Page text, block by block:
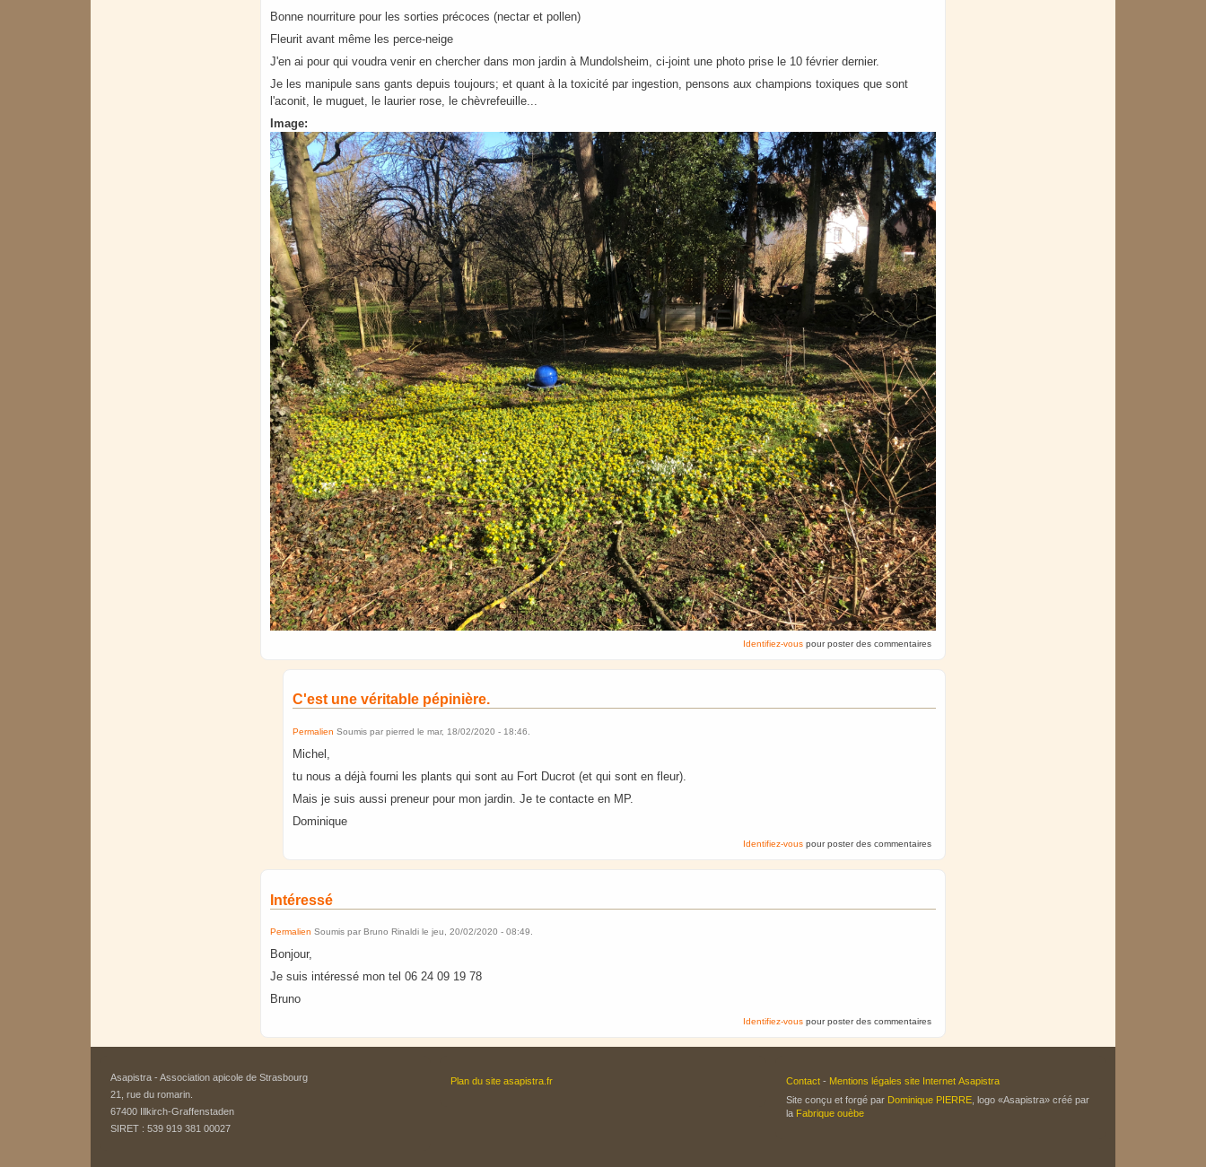
Bonne nourriture pour les sorties précoces (nectar et pollen)
Fleurit avant même les perce-neige
J'en ai pour qui voudra venir en chercher dans mon jardin à Mundolsheim, ci-joint une photo prise le 10 février dernier.
Je les manipule sans gants depuis toujours; et quant à la toxicité par ingestion, pensons aux champions toxiques que sont
l'aconit, le muguet, le laurier rose, le chèvrefeuille...
Image:
Identifiez-vouspour poster des commentaires
C'est une véritable pépinière.
Permalien Soumis parpierred lemar, 18/02/2020 - 18:46
Michel,
tu nous a déjà fourni les plants qui sont au Fort Ducrot (et qui sont en fleur).
Mais je suis aussi preneur pour mon jardin. Je te contacte en MP.
Dominique
Identifiez-vouspour poster des commentaires
Intéressé
Permalien Soumis parBruno Rinaldi lejeu, 20/02/2020 - 08:49
Bonjour,
Je suis intéressé mon tel 06 24 09 19 78
Bruno
Identifiez-vouspour poster des commentaires
Asapistra - Association apicole de Strasbourg​
21, rue du romarin.
67400 Illkirch-Graffenstaden
SIRET : 539 919 381 00027
Plan du site asapistra.fr Contact- Mentions légales site Internet Asapistra
Site conçu et forgé par Dominique PIERRE, logo «Asapistra» créé par
la Fabrique ouèbe